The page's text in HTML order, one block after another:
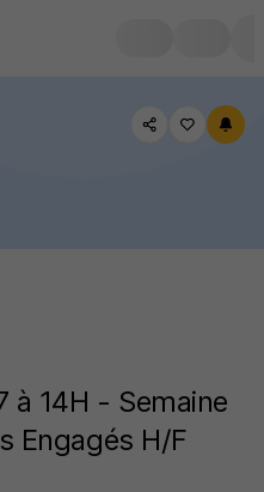
à 14H - Semaine
Engagés H/F